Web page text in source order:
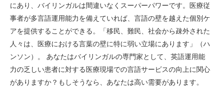
にあり、バイリンガルは間違いなくスーパーパワーです。医療従
事者が多言語運用能力を備えていれば、言語の壁を越えた個別ケ
アを提供することができる。「移民、難民、社会から疎外された
人々は、医療における言葉の壁に特に弱い立場にあります」（ハ
ンソン）。 あなたはバイリンガルの専門家として、英語運用能
力の乏しい患者に対する医療現場での言語サービスの向上に関心
がありますか？もしそうなら、あなたは高い需要があります。